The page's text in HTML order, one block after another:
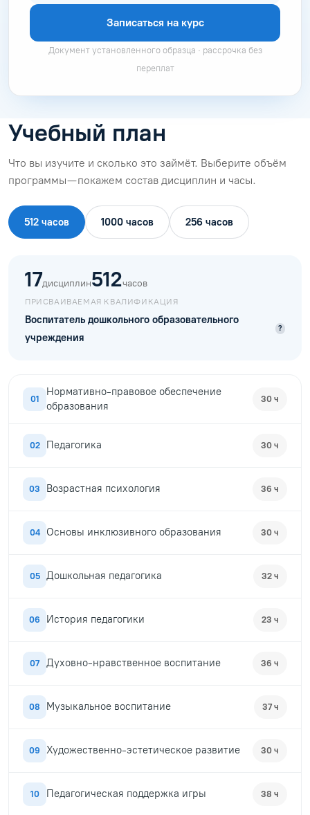
Записаться на курс
Документ установленного образца · рассрочка без
переплат
Учебный план
Что вы изучите и сколько это займёт. Выберите объём
программы — покажем состав дисциплин и часы.
512 часов 1000 часов 256 часов
17дисциплин512часов
ПРИСВАИВАЕМАЯ КВАЛИФИКАЦИЯ
Воспитатель дошкольного образовательного
учреждения
?
01
Нормативно-правовое обеспечение
образования
30 ч
02 Педагогика 30 ч
03 Возрастная психология 36 ч
04 Основы инклюзивного образования 30 ч
05 Дошкольная педагогика 32 ч
06 История педагогики 23 ч
07 Духовно-нравственное воспитание 36 ч
08 Музыкальное воспитание 37 ч
09 Художественно-эстетическое развитие 30 ч
10 Педагогическая поддержка игры 38 ч